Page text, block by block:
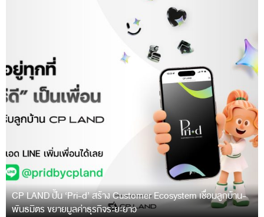
CP LAND ปั้น ‘Pri-d’ สร้าง Customer Ecosystem เชื่อมลูกบ้าน-
พันธมิตร ขยายมูลค่าธุรกิจระยะยาว